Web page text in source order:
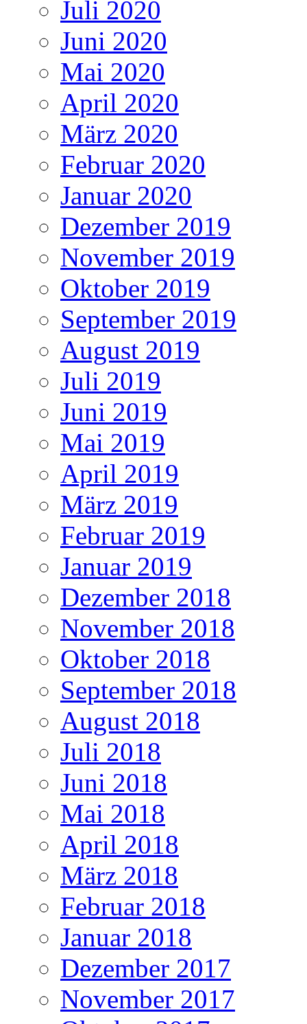
Juli 2020
Juni 2020
Mai 2020
April 2020
März 2020
Februar 2020
Januar 2020
Dezember 2019
November 2019
Oktober 2019
September 2019
August 2019
Juli 2019
Juni 2019
Mai 2019
April 2019
März 2019
Februar 2019
Januar 2019
Dezember 2018
November 2018
Oktober 2018
September 2018
August 2018
Juli 2018
Juni 2018
Mai 2018
April 2018
März 2018
Februar 2018
Januar 2018
Dezember 2017
November 2017